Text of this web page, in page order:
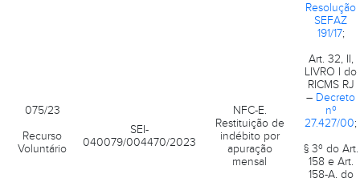
075/23
Recurso
Voluntário
SEI-
040079/004470/2023
NFC-E.
Restituição de
indébito por
apuração
mensal
Resolução
SEFAZ
191/17;
Art. 32, II,
LIVRO I do
RICMS RJ
– Decreto
nº
27.427/00;
§ 3º do Art.
158 e Art.
158-A, do